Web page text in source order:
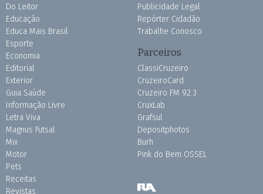
Do Leitor
Educação
Educa Mais Brasil
Esporte
Economia
Editorial
Exterior
Guia Saúde
Informação Livre
Letra Viva
Magnus Futsal
Mix
Motor
Pets
Receitas
Revistas
Publicidade Legal
Repórter Cidadão
Trabalhe Conosco
Parceiros
ClassiCruzeiro
CruzeiroCard
Cruzeiro FM 92.3
CruxLab
Grafsul
Depositphotos
Burh
Pink do Bem OSSEL